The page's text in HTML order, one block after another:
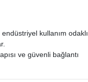
kullanım odaklı
ve güvenli bağlantı